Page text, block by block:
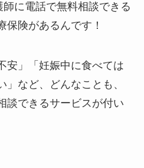
に電話で無料相談できる
保険があるんです！
安」「妊娠中に食べては
など、どんなことも、
談できるサービスが付い